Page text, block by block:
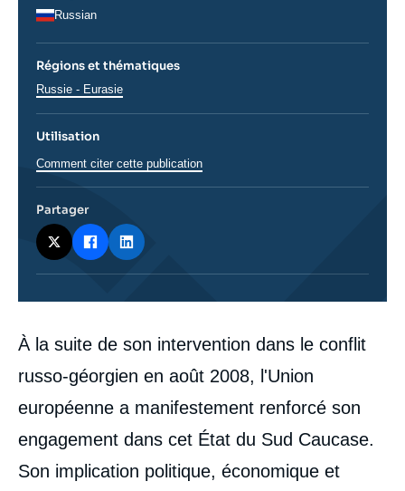
Corps
analyses
À la suite de son intervention dans le conflit
russo-géorgien en août 2008, l'Union
européenne a manifestement renforcé son
engagement dans cet État du Sud Caucase.
Son implication politique, économique et
Russian
Régions et thématiques
Régions
Russie - Eurasie
Utilisation
Comment citer cette publication
Partager